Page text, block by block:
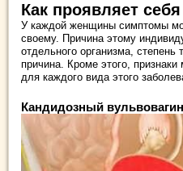
Как проявляет
У каждой женщины симптомы
своему. Причина этому
отдельного организма, степень
причина. Кроме этого,
для каждого вида этого
Кандидозный